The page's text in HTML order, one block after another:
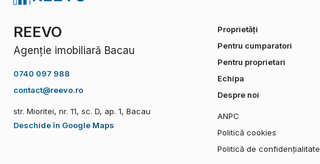
REEVO
Agenție imobiliară Bacau
0740 097 988
contact@reevo.ro
str. Mioritei, nr. 11, sc. D, ap. 1, Bacau
Deschide în Google Maps
Proprietăți
Pentru cumparatori
Pentru proprietari
Echipa
Despre noi
ANPC
Politică cookies
Politică de confidențialitate